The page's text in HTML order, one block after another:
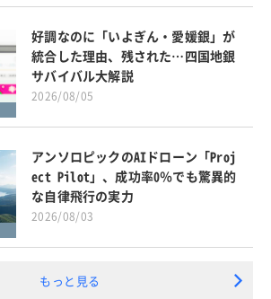
好調なのに「いよぎん・愛媛銀」が
統合した理由、残された…四国地銀
サバイバル大解説
2026/08/05
アンソロピックのAIドローン「Proj
ect Pilot」、成功率0％でも驚異的
な自律飛行の実力
2026/08/03
もっと見る